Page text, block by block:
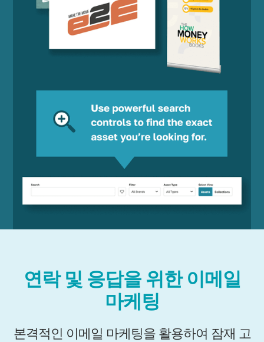
연락 및 응답을 위한 이메일
마케팅
본격적인 이메일 마케팅을 활용하여 잠재 고